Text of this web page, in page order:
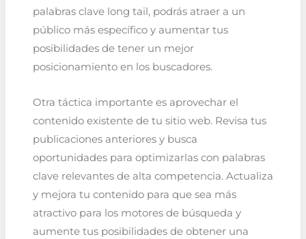
palabras clave long tail, podrás atraer a un
público más específico y aumentar tus
posibilidades de tener un mejor
posicionamiento en los buscadores.
Otra táctica importante es aprovechar el
contenido existente de tu sitio web. Revisa tus
publicaciones anteriores y busca
oportunidades para optimizarlas con palabras
clave relevantes de alta competencia. Actualiza
y mejora tu contenido para que sea más
atractivo para los motores de búsqueda y
aumente tus posibilidades de obtener una